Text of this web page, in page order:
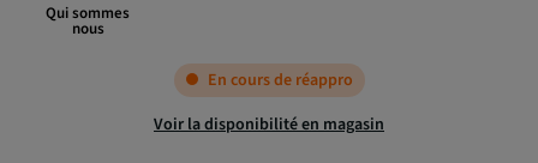
Qui sommes
nous
En cours de réappro
Voir la disponibilité en magasin